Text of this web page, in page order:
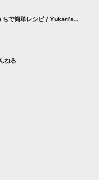
ちで簡単レシピ / Yukari's
ねる